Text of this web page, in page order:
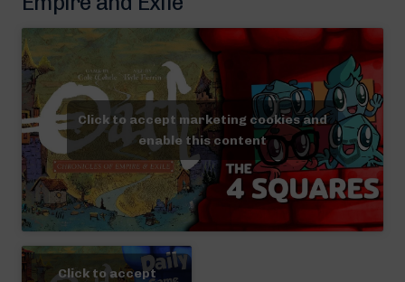
Click to accept marketing cookies and
enable this content
Click to accept